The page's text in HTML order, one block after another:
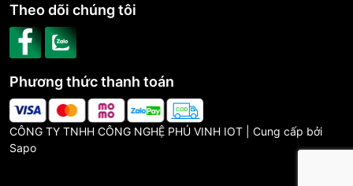
CÔNG TY TNHH CÔNG NGHỆ PHÚ VINH IOT | Cung cấp bởi
Sapo
Phương thức thanh toán
Theo dõi chúng tôi